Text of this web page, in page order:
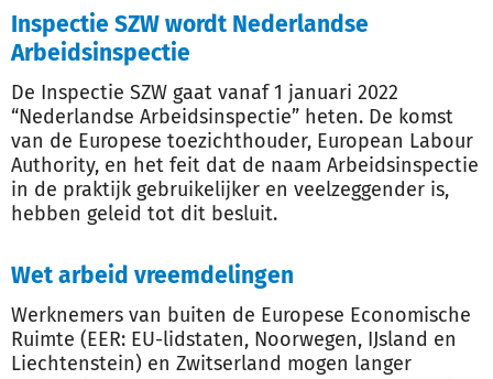
Inspectie SZW wordt Nederlandse
Arbeidsinspectie
De Inspectie SZW gaat vanaf 1 januari 2022
“Nederlandse Arbeidsinspectie” heten. De komst
van de Europese toezichthouder, European Labour
Authority, en het feit dat de naam Arbeidsinspectie
in de praktijk gebruikelijker en veelzeggender is,
hebben geleid tot dit besluit.
Wet arbeid vreemdelingen
Werknemers van buiten de Europese Economische
Ruimte (EER: EU-lidstaten, Noorwegen, IJsland en
Liechtenstein) en Zwitserland mogen langer